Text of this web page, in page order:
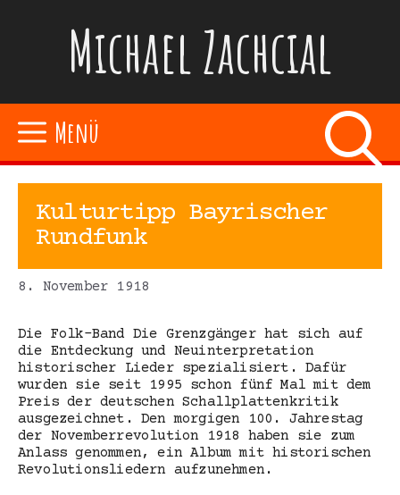
Michael Zachcial
Menü
Kulturtipp Bayrischer
Rundfunk
8. November 1918
Die Folk-Band Die Grenzgänger hat sich auf
die Entdeckung und Neuinterpretation
historischer Lieder spezialisiert. Dafür
wurden sie seit 1995 schon fünf Mal mit dem
Preis der deutschen Schallplattenkritik
ausgezeichnet. Den morgigen 100. Jahrestag
der Novemberrevolution 1918 haben sie zum
Anlass genommen, ein Album mit historischen
Revolutionsliedern aufzunehmen.